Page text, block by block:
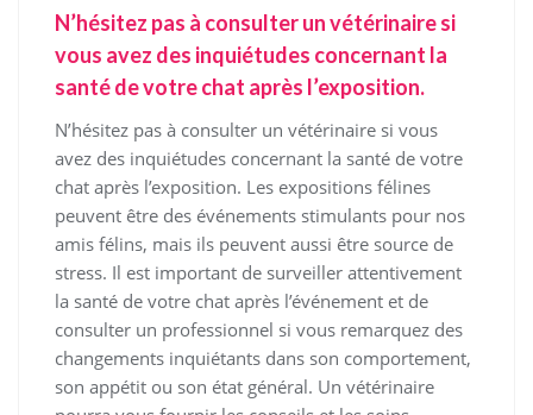
N’hésitez pas à consulter un vétérinaire si
vous avez des inquiétudes concernant la
santé de votre chat après l’exposition.
N’hésitez pas à consulter un vétérinaire si vous
avez des inquiétudes concernant la santé de votre
chat après l’exposition. Les expositions félines
peuvent être des événements stimulants pour nos
amis félins, mais ils peuvent aussi être source de
stress. Il est important de surveiller attentivement
la santé de votre chat après l’événement et de
consulter un professionnel si vous remarquez des
changements inquiétants dans son comportement,
son appétit ou son état général. Un vétérinaire